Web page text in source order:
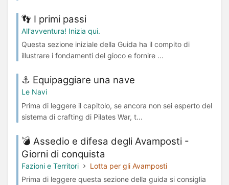
👣 I primi passi
All'avventura! Inizia qui.
Questa sezione iniziale della Guida ha il compito di
illustrare i fondamenti del gioco e fornire ...
⚓️ Equipaggiare una nave
Le Navi
Prima di leggere il capitolo, se ancora non sei esperto del
sistema di crafting di Pilates War, t...
💣 Assedio e difesa degli Avamposti -
Giorni di conquista
Fazioni e Territori
Lotta per gli Avamposti
Prima di leggere questa sezione della guida si consiglia